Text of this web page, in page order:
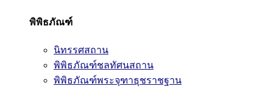
พิพิธภัณฑ์
นิทรรศสถาน
พิพิธภัณฑ์ชลทัศนสถาน
พิพิธภัณฑ์พระจุฑาธุชราชฐาน